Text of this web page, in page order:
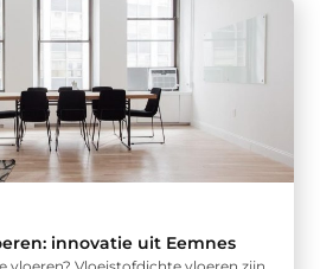
innovatie uit Eemnes